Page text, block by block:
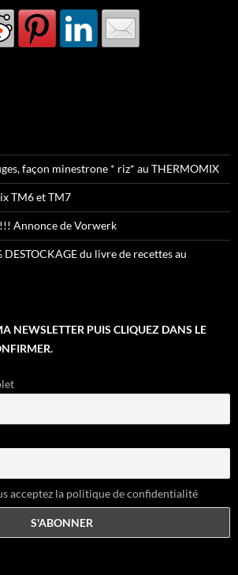
façon minestrone * riz* au THERMOMIX
TM6 et TM7
Annonce de Vorwerk
du livre de recettes au
NEWSLETTER PUIS CLIQUEZ DANS LE
acceptez la politique de confidentialité